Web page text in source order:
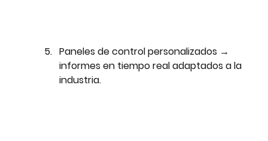
Paneles de control personalizados →
informes en tiempo real adaptados a la
industria.